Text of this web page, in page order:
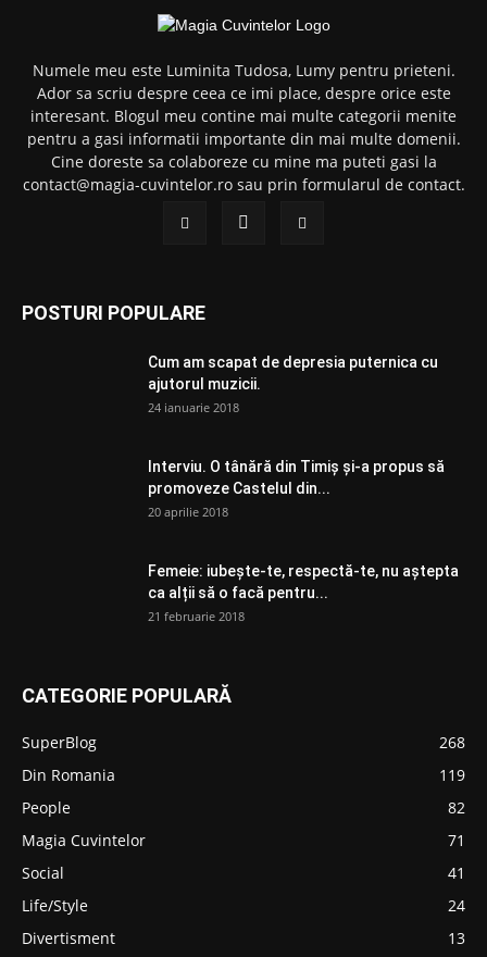
Numele meu este Luminita Tudosa, Lumy pentru prieteni.
Ador sa scriu despre ceea ce imi place, despre orice este
interesant. Blogul meu contine mai multe categorii menite
pentru a gasi informatii importante din mai multe domenii.
Cine doreste sa colaboreze cu mine ma puteti gasi la
contact@magia-cuvintelor.ro sau prin formularul de contact.
POSTURI POPULARE
Cum am scapat de depresia puternica cu
ajutorul muzicii.
24 ianuarie 2018
Interviu. O tânără din Timiș și-a propus să
promoveze Castelul din...
20 aprilie 2018
Femeie: iubește-te, respectă-te, nu aștepta
ca alții să o facă pentru...
21 februarie 2018
CATEGORIE POPULARĂ
SuperBlog
268
Din Romania
119
People
82
Magia Cuvintelor
71
Social
41
Life/Style
24
Divertisment
13